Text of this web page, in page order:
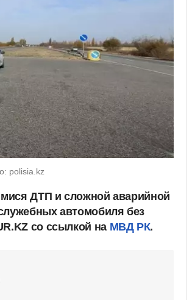
polisia.kz
ДТП и сложной аварийной
автомобиля без
со ссылкой на МВД РК.